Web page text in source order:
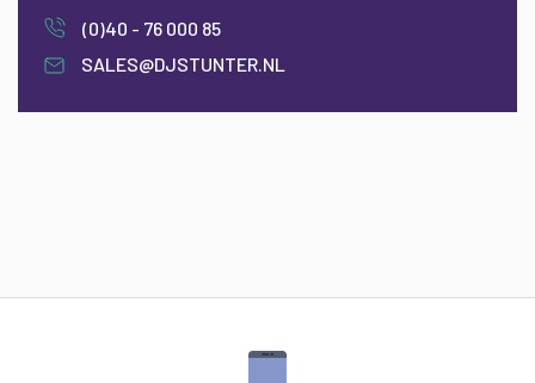
(0)40 - 76 000 85
SALES@DJSTUNTER.NL